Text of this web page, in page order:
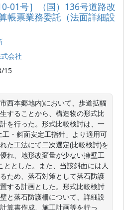
号］（国）136号道路改
帳票業務委託（法面詳細設
会社
15
西本郷地内)において、歩道拡幅
することから、構造物の形式比
を行った。形式比較検討は、一
・斜面安定工指針」より適用可
た工法にて二次選定(比較検討)を
れ、地形改変量が少ない擁壁工
ととした。また、当該斜面には人
ため、落石対策として落石防護
する計画とした。形式比較検討
と落石防護柵について、詳細設
算書作成、施工計画等を行っ